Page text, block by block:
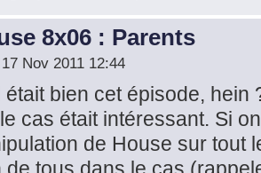
8x06 : Parents
Nov 2011 12:44
était bien cet épisode, hein
cas était intéressant. Si
de House sur tout